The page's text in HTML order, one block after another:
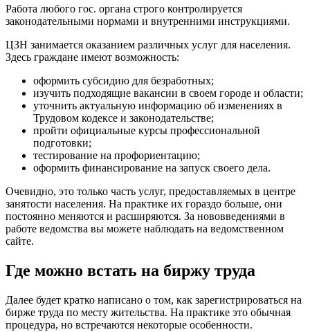
Работа любого гос. органа строго контролируется
законодательными нормами и внутренними инструкциями.
ЦЗН занимается оказанием различных услуг для населения.
Здесь граждане имеют возможность:
оформить субсидию для безработных;
изучить подходящие вакансии в своем городе и области;
уточнить актуальную информацию об изменениях в
Трудовом кодексе и законодательстве;
пройти официальные курсы профессиональной
подготовки;
тестирование на профориентацию;
оформить финансирование на запуск своего дела.
Очевидно, это только часть услуг, предоставляемых в центре
занятости населения. На практике их гораздо больше, они
постоянно меняются и расширяются. За нововведениями в
работе ведомства вы можете наблюдать на ведомственном
сайте.
Где можно встать на биржу труда
Далее будет кратко написано о том, как зарегистрироваться на
бирже труда по месту жительства. На практике это обычная
процедура, но встречаются некоторые особенности.